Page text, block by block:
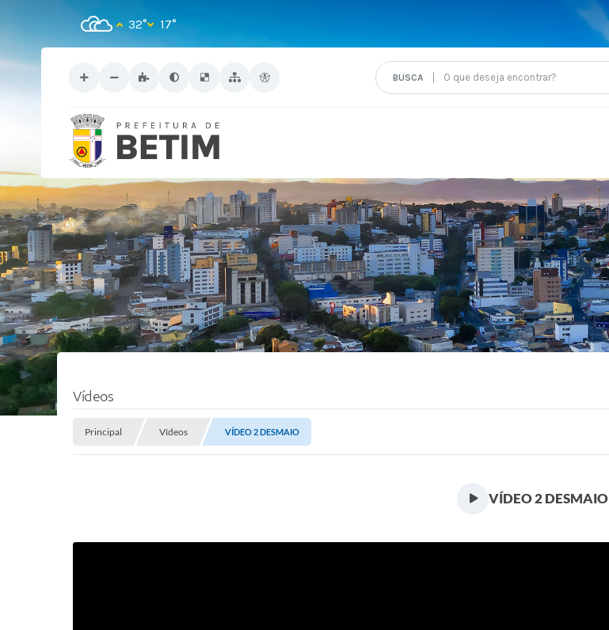
O que deseja encontrar?
32° 17°
Vídeos
Principal Vídeos VÍDEO 2 DESMAIO
VÍDEO 2 DESMAIO